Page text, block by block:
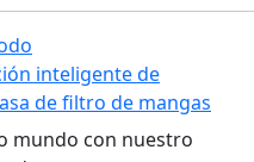
inteligente de
de filtro de mangas
mundo con nuestro